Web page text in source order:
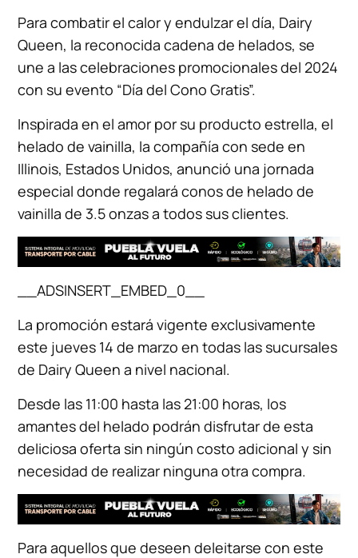
Para combatir el calor y endulzar el día, Dairy
Queen, la reconocida cadena de helados, se
une a las celebraciones promocionales del 2024
con su evento “Día del Cono Gratis”.
Inspirada en el amor por su producto estrella, el
helado de vainilla, la compañía con sede en
Illinois, Estados Unidos, anunció una jornada
especial donde regalará conos de helado de
vainilla de 3.5 onzas a todos sus clientes.
__ADSINSERT_EMBED_0__
La promoción estará vigente exclusivamente
este jueves 14 de marzo en todas las sucursales
de Dairy Queen a nivel nacional.
Desde las 11:00 hasta las 21:00 horas, los
amantes del helado podrán disfrutar de esta
deliciosa oferta sin ningún costo adicional y sin
necesidad de realizar ninguna otra compra.
Para aquellos que deseen deleitarse con este